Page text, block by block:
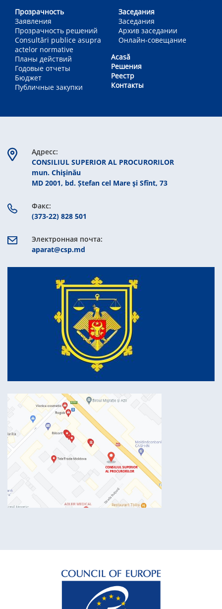
Прозрачность
Заявления
Прозрачность решений
Consultări publice asupra
actelor normative
Планы действий
Годовые отчеты
Бюджет
Публичные закупки
Заседания
Заседания
Архив заседании
Онлайн-совещание
Acasă
Решения
Реестр
Контакты
Aдресс:
CONSILIUL SUPERIOR AL PROCURORILOR
mun. Chişinău
MD 2001, bd. Ștefan cel Mare şi Sfînt, 73
Факс:
(373-22) 828 501
Электронная почта:
aparat@csp.md